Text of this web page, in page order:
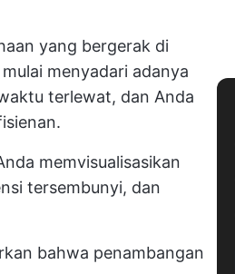
yang bergerak di
menyadari adanya
terlewat, dan Anda
memvisualisasikan
tersembunyi, dan
bahwa penambangan